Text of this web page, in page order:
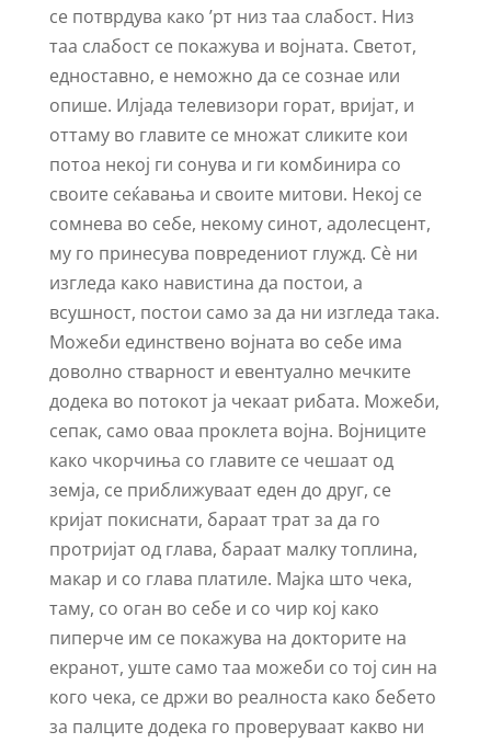
се потврдува како ’рт низ таа слабост. Низ
таа слабост се покажува и војната. Светот,
едноставно, е неможно да се сознае или
опише. Илјада телевизори горат, вријат, и
оттаму во главите се множат сликите кои
потоа некој ги сонува и ги комбинира со
своите сеќавања и своите митови. Некој се
сомнева во себе, некому синот, адолесцент,
му го принесува повредениот глужд. Сѐ ни
изгледа како навистина да постои, а
всушност, постои само за да ни изгледа така.
Можеби единствено војната во себе има
доволно стварност и евентуално мечките
додека во потокот ја чекаат рибата. Можеби,
сепак, само оваа проклета војна. Војниците
како чкорчиња со главите се чешаат од
земја, се приближуваат еден до друг, се
кријат покиснати, бараат трат за да го
протријат од глава, бараат малку топлина,
макар и со глава платиле. Мајка што чека,
таму, со оган во себе и со чир кој како
пиперче им се покажува на докторите на
екранот, уште само таа можеби со тој син на
кого чека, се држи во реалноста како бебето
за палците додека го проверуваат какво ни